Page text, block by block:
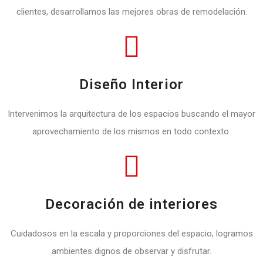
clientes, desarrollamos las mejores obras de remodelación.
Diseño Interior
Intervenimos la arquitectura de los espacios buscando el mayor
aprovechamiento de los mismos en todo contexto.
Decoración de interiores
Cuidadosos en la escala y proporciones del espacio, logramos
ambientes dignos de observar y disfrutar.